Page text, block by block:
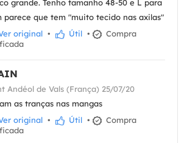
grande. Tenho tamanho 48-50 e L para
parece que tem "muito tecido nas axilas"
original • Útil •
Compra
Andéol de Vals (França) 25/07/20
as tranças nas mangas
original • Útil •
Compra